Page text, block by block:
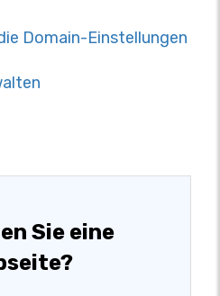
Domain-Einstellungen
Sie eine